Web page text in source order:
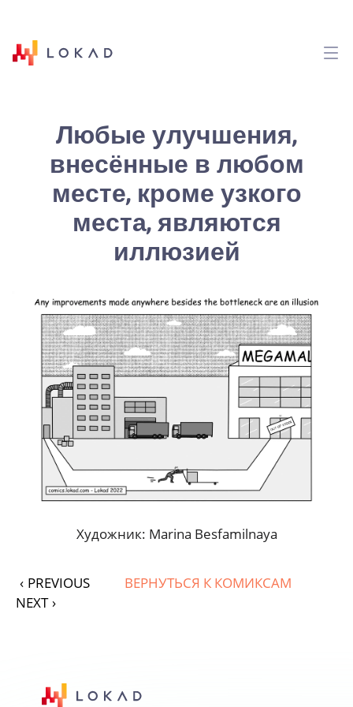
Любые улучшения,
внесённые в любом
месте, кроме узкого
места, являются
иллюзией
Художник: Marina Besfamilnaya
‹ PREVIOUS
ВЕРНУТЬСЯ К КОМИКСАМ
NEXT ›